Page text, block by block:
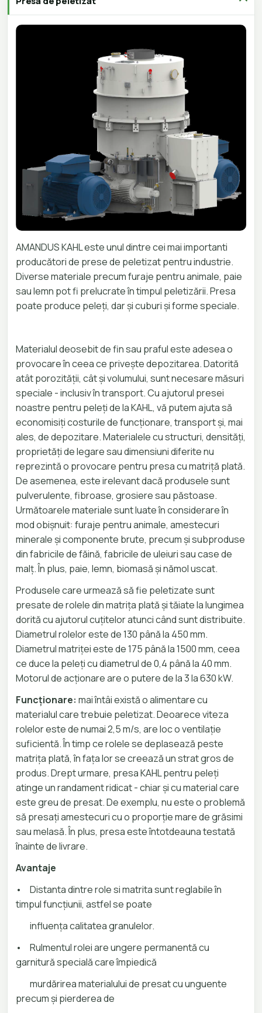
AMANDUS KAHL este unul dintre cei mai importanti
producători de prese de peletizat pentru industrie.
Diverse materiale precum furaje pentru animale, paie
sau lemn pot fi prelucrate în timpul peletizării. Presa
poate produce peleți, dar și cuburi și forme speciale.
Materialul deosebit de fin sau praful este adesea o
provocare în ceea ce privește depozitarea. Datorită
atât porozității, cât și volumului, sunt necesare măsuri
speciale - inclusiv în transport. Cu ajutorul presei
noastre pentru peleți de la KAHL, vă putem ajuta să
economisiți costurile de funcționare, transport și, mai
ales, de depozitare. Materialele cu structuri, densități,
proprietăți de legare sau dimensiuni diferite nu
reprezintă o provocare pentru presa cu matriță plată.
De asemenea, este irelevant dacă produsele sunt
pulverulente, fibroase, grosiere sau păstoase.
Următoarele materiale sunt luate în considerare în
mod obișnuit: furaje pentru animale, amestecuri
minerale și componente brute, precum și subproduse
din fabricile de făină, fabricile de uleiuri sau case de
malț. În plus, paie, lemn, biomasă și nămol uscat.
Produsele care urmează să fie peletizate sunt
presate de rolele din matrița plată și tăiate la lungimea
dorită cu ajutorul cuțitelor atunci când sunt distribuite.
Diametrul rolelor este de 130 până la 450 mm.
Diametrul matriței este de 175 până la 1500 mm, ceea
ce duce la peleți cu diametrul de 0,4 până la 40 mm.
Motorul de acționare are o putere de la 3 la 630 kW.
Funcționare: mai întâi există o alimentare cu
materialul care trebuie peletizat. Deoarece viteza
rolelor este de numai 2,5 m/s, are loc o ventilație
suficientă. În timp ce rolele se deplasează peste
matrița plată, în fața lor se creează un strat gros de
produs. Drept urmare, presa KAHL pentru peleți
atinge un randament ridicat - chiar și cu material care
este greu de presat. De exemplu, nu este o problemă
să presați amestecuri cu o proporție mare de grăsimi
sau melasă. În plus, presa este întotdeauna testată
înainte de livrare.
Avantaje
•
Distanta dintre role si matrita sunt reglabile în
timpul funcţiunii, astfel se poate
influenţa calitatea granulelor.
•
Rulmentul rolei are ungere permanentă cu
garnitură specială care împiedică
murdărirea materialului de presat cu unguente
precum şi pierderea de